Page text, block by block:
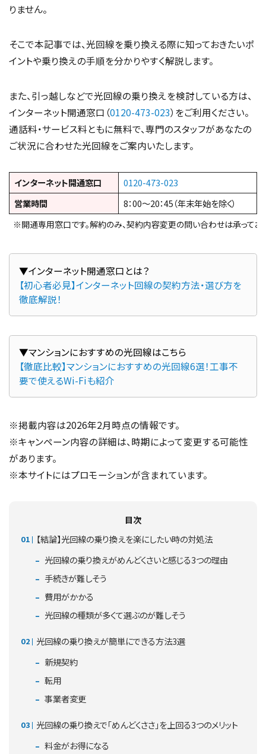
りません。
そこで本記事では、光回線を乗り換える際に知っておきたいポ
イントや乗り換えの手順を分かりやすく解説します。
また、引っ越しなどで光回線の乗り換えを検討している方は、
インターネット開通窓口（0120-473-023）をご利用ください。
通話料・サービス料ともに無料で、専門のスタッフがあなたの
ご状況に合わせた光回線をご案内いたします。
インターネット開通窓口
0120-473-023
営業時間
8：00～20：45（年末年始を除く）
※開通専用窓口です。解約のみ、契約内容変更の問い合わせは承ってお
【初心者必見】インターネット回線の契約方法・選び方を
徹底解説！
【徹底比較】マンションにおすすめの光回線6選！工事不
要で使えるWi-Fiも紹介
※掲載内容は2026年2月時点の情報です。
※キャンペーン内容の詳細は、時期によって変更する可能性
があります。
※本サイトにはプロモーションが含まれています。
目次
【結論】光回線の乗り換えを楽にしたい時の対処法
光回線の乗り換えがめんどくさいと感じる3つの理由
手続きが難しそう
費用がかかる
光回線の種類が多くて選ぶのが難しそう
光回線の乗り換えが簡単にできる方法3選
新規契約
転用
事業者変更
光回線の乗り換えで「めんどくささ」を上回る3つのメリット
料金がお得になる